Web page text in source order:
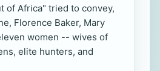
of Africa" tried to convey,
Florence Baker, Mary
women -- wives of
elite hunters, and